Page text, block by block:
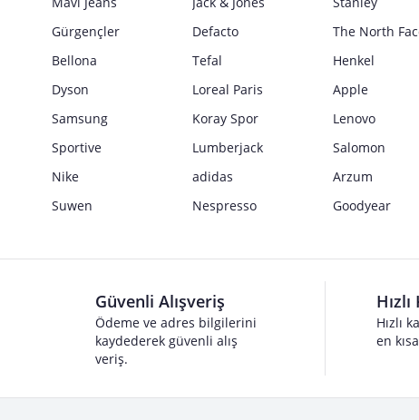
Gürgençler
Defacto
The North
Bellona
Tefal
Henkel
Dyson
Loreal Paris
Apple
Samsung
Koray Spor
Lenovo
Sportive
Lumberjack
Salomon
Nike
adidas
Arzum
Suwen
Nespresso Goodyear
Güvenli Alışveriş
Ödeme ve adres bilgilerini
kaydederek güvenli alış
veriş.
Hızlı
en